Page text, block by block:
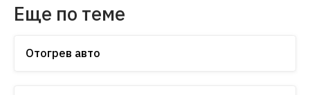
Еще по теме
Отогрев авто